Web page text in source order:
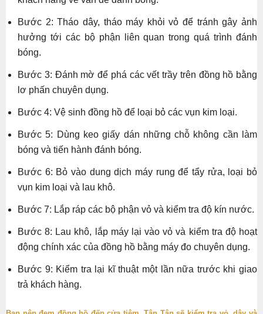
Bước 2: Tháo dây, tháo máy khỏi vỏ để tránh gây ảnh
hưởng tới các bộ phận liên quan trong quá trình đánh
bóng.
Bước 3: Đánh mờ để phá các vết trầy trên đồng hồ bằng
lơ phấn chuyên dụng.
Bước 4: Vệ sinh đồng hồ để loại bỏ các vụn kim loại.
Bước 5: Dùng keo giấy dán những chỗ không cần làm
bóng và tiến hành đánh bóng.
Bước 6: Bỏ vào dung dịch máy rung để tẩy rửa, loại bỏ
vụn kim loại và lau khô.
Bước 7: Lắp ráp các bộ phận vỏ và kiểm tra độ kín nước.
Bước 8: Lau khô, lắp máy lại vào vỏ và kiểm tra độ hoạt
động chính xác của đồng hồ bằng máy đo chuyên dụng.
Bước 9: Kiểm tra lại kĩ thuật một lần nữa trước khi giao
trả khách hàng.